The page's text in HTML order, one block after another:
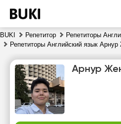
BUKI Репетитор
Репетиторы
Репетиторы Английский язык
Арнур